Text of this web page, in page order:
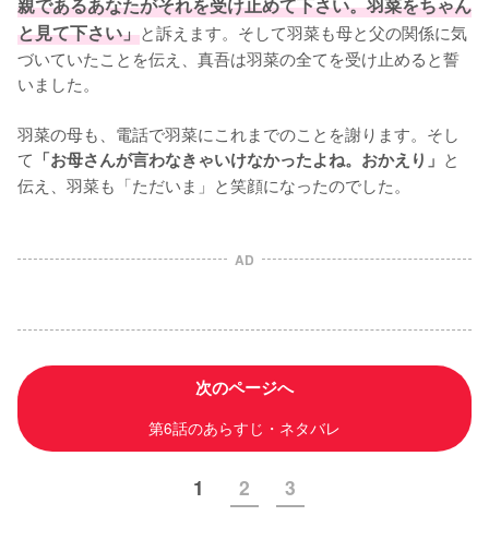
と見て下さい」と訴えます。そして羽菜も母と父の関係に気
づいていたことを伝え、真吾は羽菜の全てを受け止めると誓
いました。
羽菜の母も、電話で羽菜にこれまでのことを謝ります。そし
て 「お母さんが言わなきゃいけなかったよね。おかえり」 と
伝え、羽菜も「ただいま」と笑顔になったのでした。
AD
次のページへ
第6話のあらすじ・ネタバレ
1 2 3